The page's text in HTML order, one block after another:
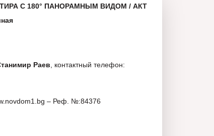
С 180° ПАНОРАМНЫМ ВИДОМ / АКТ
Раев , контактный телефон:
– Реф. №:84376